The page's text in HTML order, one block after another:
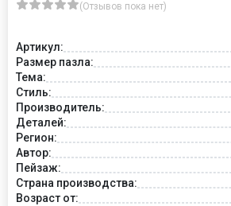
(Отзывов пока нет)
Артикул:
Размер пазла:
Тема:
Стиль:
Производитель:
Деталей:
Регион:
Автор:
Пейзаж:
Страна производства:
Возраст от: